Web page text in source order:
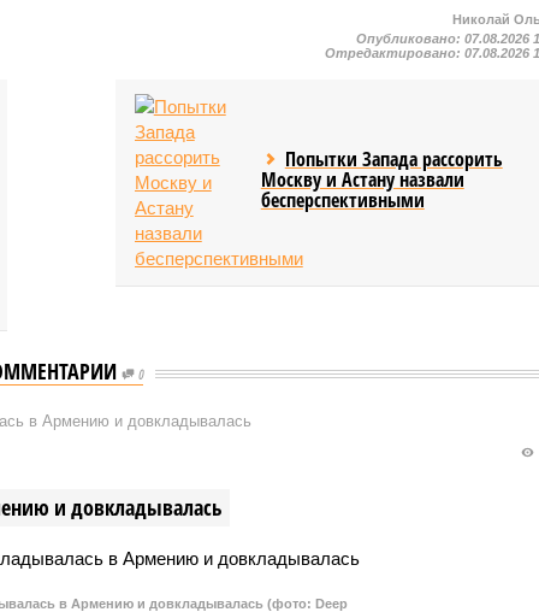
Николай
Опубликовано:07.08.2026
Отредактировано:07.08.2026
Попытки Запада рассорить
Москву и Астану назвали
бесперспективными
0
в Армению и довкладывалась
и довкладывалась
в Армению и довкладывалась (фото: Deep